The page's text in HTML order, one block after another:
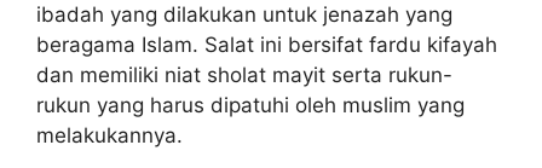
ibadah yang dilakukan untuk jenazah yang
beragama Islam. Salat ini bersifat fardu kifayah
dan memiliki niat sholat mayit serta rukun-
rukun yang harus dipatuhi oleh muslim yang
melakukannya.